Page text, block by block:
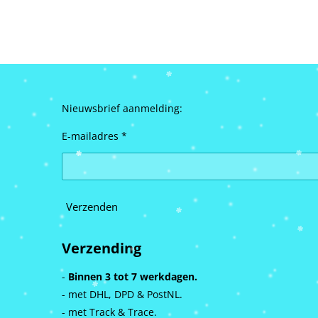
Nieuwsbrief aanmelding:
E-mailadres *
Verzenden
Verzending
- Binnen 3 tot 7 werkdagen.
- met DHL, DPD & PostNL.
- met Track & Trace.